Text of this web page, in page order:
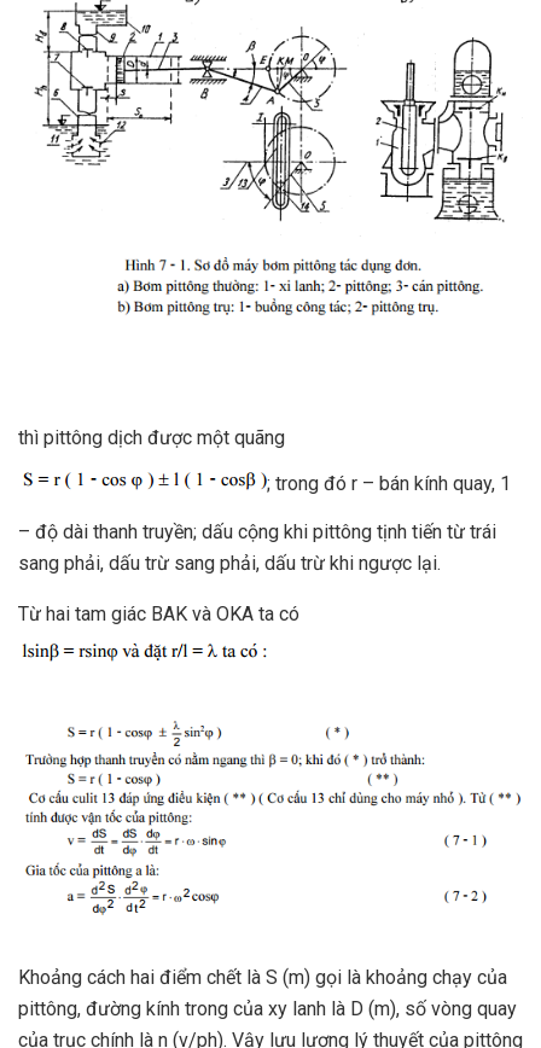
thì pittông dịch được một quãng
; trong đó r – bán kính quay, 1
– độ dài thanh truyền; dấu cộng khi pittông tịnh tiến từ trái
sang phải, dấu trừ sang phải, dấu trừ khi ngược lại.
Từ hai tam giác BAK và OKA ta có
Khoảng cách hai điểm chết là S (m) gọi là khoảng chạy của
pittông, đường kính trong của xy lanh là D (m), số vòng quay
của trục chính là n (v/ph). Vậy lưu lượng lý thuyết của pittông